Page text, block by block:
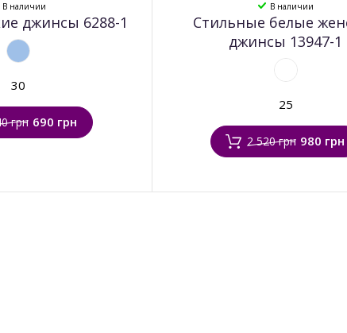
В наличии
джинсы 6288-1
30
грн 690 грн
В наличии
Стильные белые
джинсы 13947-1
25
2 520 грн 980 грн